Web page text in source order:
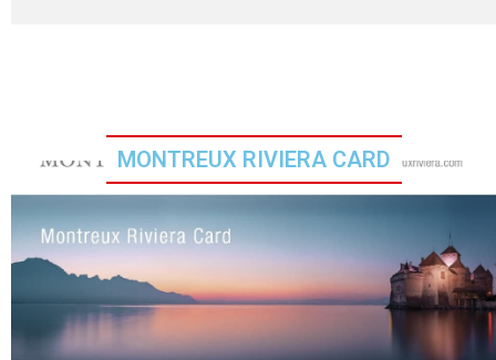
MONTREUX RIVIERA CARD